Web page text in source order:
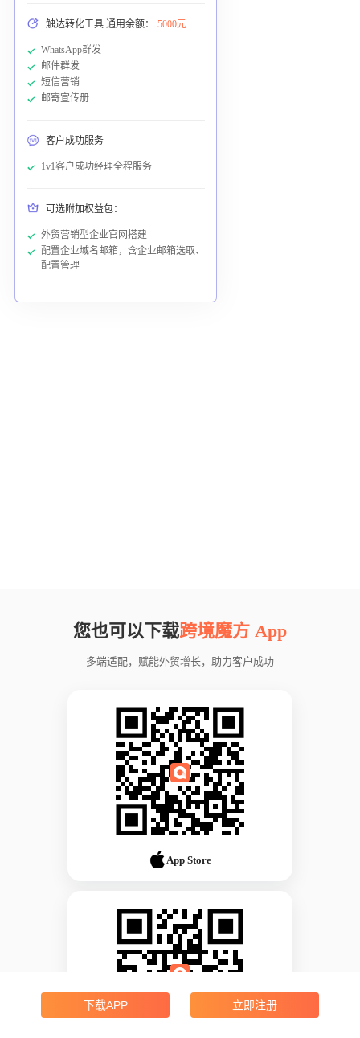
触达转化工具 通用余额： 5000元
WhatsApp群发
邮件群发
短信营销
邮寄宣传册
客户成功服务
1v1客户成功经理全程服务
可选附加权益包：
外贸营销型企业官网搭建
配置企业域名邮箱，含企业邮箱选取、
配置管理
您也可以下载跨境魔方 App
多端适配，赋能外贸增长，助力客户成功
App Store
下载APP 立即注册